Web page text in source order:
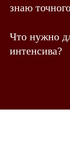
знаю
Что нужно
интенсива?